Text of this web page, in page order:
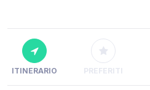
ITINERARIO PREFERITI